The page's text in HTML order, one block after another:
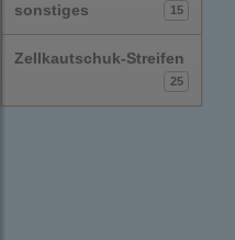
sonstiges 15
Zellkautschuk-Streifen
25